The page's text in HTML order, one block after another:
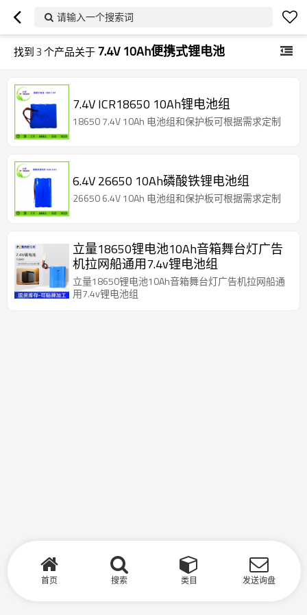
请输入一个搜索词
找到3个产品关于7.4V 10Ah便携式锂电池
7.4V ICR18650 10Ah锂电池组
18650 7.4V 10Ah 电池组和保护板可根据需求定制
6.4V 26650 10Ah磷酸铁锂电池组
26650 6.4V 10Ah 电池组和保护板可根据需求定制
立量18650锂电池10Ah音箱舞台灯广告
机拉网船通用7.4v锂电池组
立量18650锂电池10Ah音箱舞台灯广告机拉网船通
用7.4v锂电池组
首页 搜索 类目 发送询盘